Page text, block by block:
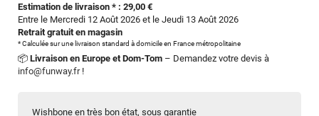
Wishbone en très bon état, sous garantie
Estimation de livraison * : 29,00 €
Entre le Mercredi 12 Août 2026 et le Jeudi 13 Août 2026
Retrait gratuit en magasin
* Calculée sur une livraison standard à domicile en France métropolitaine
📦 Livraison en Europe et Dom-Tom – Demandez votre devis à
info@funway.fr!